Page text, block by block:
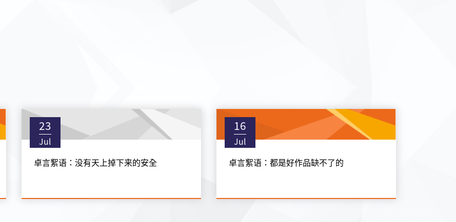
23
Jul
卓言絮语：没有天上掉下来的安全
16
Jul
卓言絮语：都是好作品缺不了的